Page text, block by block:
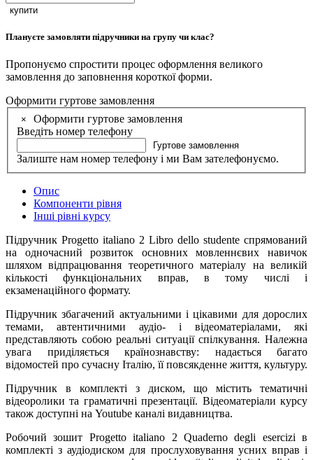
купити
Плануєте замовляти підручники на групу чи клас?
Пропонуємо спростити процес оформлення великого
замовлення до заповнення короткої форми.
Оформити гуртове замовлення
×
Оформити гуртове замовлення
Введіть номер телефону
Гуртове замовлення
Залиште нам номер телефону і ми Вам зателефонуємо.
Опис
Компоненти рівня
Інші рівні курсу
Підручник Progetto italiano 2 Libro dello studente спрямований
на одночасний розвиток основних мовленнєвих навичок
шляхом відпрацювання теоретичного матеріалу на великій
кількості функціональних вправ, в тому числі і
екзаменаційного формату.
Підручник збагачений актуальними і цікавими для дорослих
темами, автентичними аудіо- і відеоматеріалами, які
представляють собою реальні ситуації спілкування. Належна
увага приділяється країнознавству: надається багато
відомостей про сучасну Італію, її повсякденне життя, культуру.
Підручник в комплекті з диском, що містить тематичні
відеоролики та граматичні презентації. Відеоматеріали курсу
також доступні на Youtube каналі видавництва.
Робочий зошит Progetto italiano 2 Quaderno degli esercizi в
комплекті з аудіодиском для прослуховування усних вправ і